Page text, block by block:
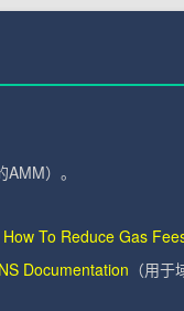
）。
How To Reduce Gas
Documentation （用于